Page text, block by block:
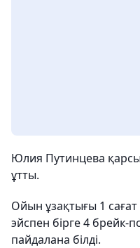
Юлия Путинцева
ұтты.
Ойын ұзақтығы 1
эйспен бірге 4 брейк-
пайдалана білді.